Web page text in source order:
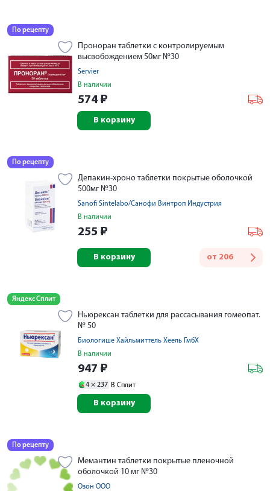
По рецепту
Проноран таблетки с контролируемым
высвобождением 50мг №30
Servier
В наличии
574 ₽
В корзину
По рецепту
Депакин-хроно таблетки покрытые оболочкой
500мг №30
Sanofi Sintelabo/Санофи Винтроп Индустрия
В наличии
255 ₽
от 206
В корзину
Яндекс Сплит
Ньюрексан таблетки для рассасывания гомеопат.
№ 50
Биологише Хайльмиттель Хеель ГмбХ
В наличии
947 ₽
4 × 237 В Сплит
В корзину
По рецепту
Мемантин таблетки покрытые пленочной
оболочкой 10 мг №30
Озон ООО